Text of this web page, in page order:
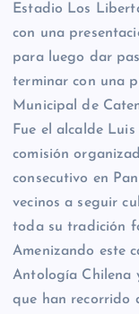
Estadio Los
con una
para luego dar
terminar con una
Municipal de
Fue el alcalde
comisión
consecutivo en
vecinos a seguir
toda su tradición
Amenizando este
Antología Chilena
que han recorrido